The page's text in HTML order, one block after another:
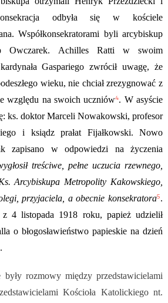
odbyła się w kościele
Współkonsekratorami byli arcybiskup
Owczarek. Achilles Ratti w swoim
Gaspariego zwrócił uwagę, że
wieku, nie chciał zrezygnować z
względu na swoich uczniów4. W asyście
ks. doktor Marceli Nowakowski, profesor
i ksiądz prałat Fijałkowski. Nowo
zapisano w odpowiedzi na życzenia
treściwe, pełne uczucia rzewnego,
Arcybiskupa Metropolity Kakowskiego,
przyjaciela, a obecnie konsekratora5.
4 listopada 1918 roku, papież udzielił
o błogosławieństwo papieskie na dzień
.
rozmowy między przedstawicielami
Kościoła Katolickiego nt.